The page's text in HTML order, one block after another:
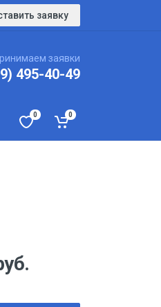
заявку
заявки
495-40-49
0 0